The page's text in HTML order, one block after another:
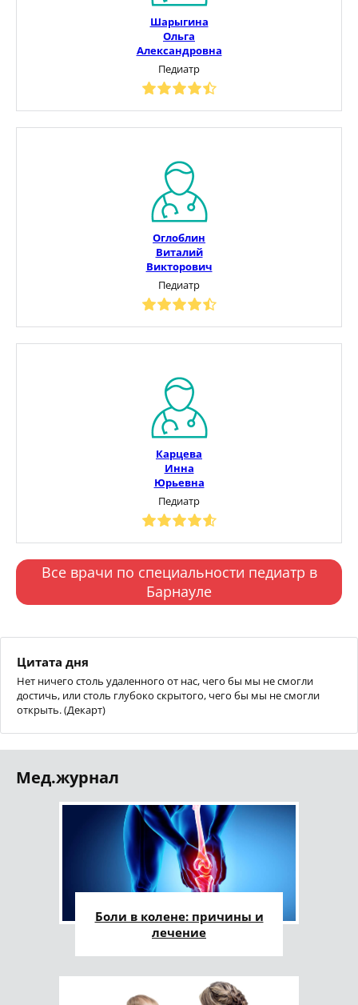
Шарыгина
Ольга
Александровна
Педиатр
Оглоблин
Виталий
Викторович
Педиатр
Карцева
Инна
Юрьевна
Педиатр
Все врачи по специальности педиатр в
Барнауле
Цитата дня
Нет ничего столь удаленного от нас, чего бы мы не смогли
достичь, или столь глубоко скрытого, чего бы мы не смогли
открыть. (Декарт)
Мед.журнал
Боли в колене: причины и
лечение